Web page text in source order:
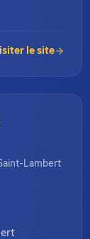
le site
Lambert